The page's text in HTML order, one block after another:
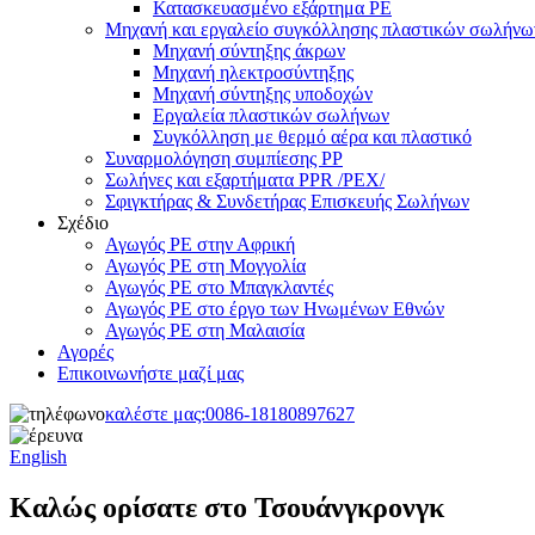
Κατασκευασμένο εξάρτημα PE
Μηχανή και εργαλείο συγκόλλησης πλαστικών
Μηχανή σύντηξης άκρων
Μηχανή ηλεκτροσύντηξης
Μηχανή σύντηξης υποδοχών
Εργαλεία πλαστικών σωλήνων
Συγκόλληση με θερμό αέρα και πλαστικό
Συναρμολόγηση συμπίεσης PP
Σωλήνες και εξαρτήματα PPR /PEX/
Σφιγκτήρας & Συνδετήρας Επισκευής Σωλήνων
Σχέδιο
Αγωγός PE στην Αφρική
Αγωγός PE στη Μογγολία
Αγωγός PE στο Μπαγκλαντές
Αγωγός PE στο έργο των Ηνωμένων Εθνών
Αγωγός PE στη Μαλαισία
Αγορές
Επικοινωνήστε μαζί μας
καλέστε μας:0086-18180897627
English
Καλώς ορίσατε στο Τσουάνγκρονγκ